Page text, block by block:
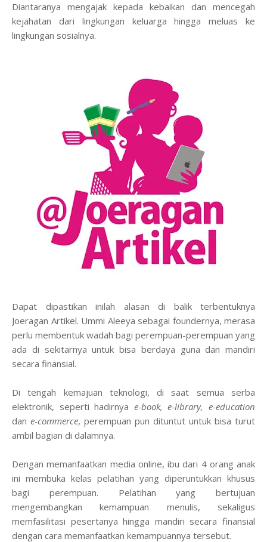
Diantaranya mengajak kepada kebaikan dan mencegah
kejahatan dari lingkungan keluarga hingga meluas ke
lingkungan sosialnya.
Dapat dipastikan inilah alasan di balik terbentuknya
Joeragan Artikel. Ummi Aleeya sebagai foundernya, merasa
perlu membentuk wadah bagi perempuan-perempuan yang
ada di sekitarnya untuk bisa berdaya guna dan mandiri
secara finansial.
Di tengah kemajuan teknologi, di saat semua serba
elektronik, seperti hadirnya e-book, e-library, e-education
dan e-commerce, perempuan pun dituntut untuk bisa turut
ambil bagian di dalamnya.
Dengan memanfaatkan media online, ibu dari 4 orang anak
ini membuka kelas pelatihan yang diperuntukkan khusus
bagi perempuan. Pelatihan yang bertujuan
mengembangkan kemampuan menulis, sekaligus
memfasilitasi pesertanya hingga mandiri secara finansial
dengan cara memanfaatkan kemampuannya tersebut.